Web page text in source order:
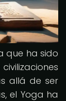
que ha sido
allá de ser
el Yoga ha